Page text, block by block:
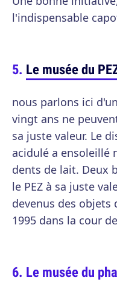
l'indispensable
Le musée du
nous parlons ici
vingt ans ne
sa juste valeur. Le
acidulé a ensoleillé
dents de lait. Deux
le PEZ à sa juste
devenus des objets
1995 dans la cour
Le musée du